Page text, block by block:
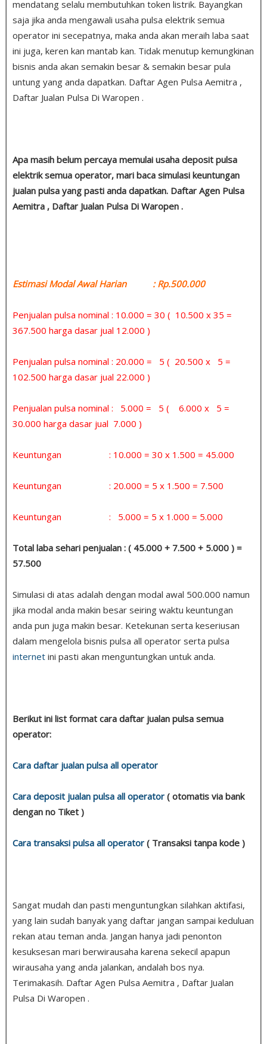
mendatang selalu membutuhkan token listrik. Bayangkan
saja jika anda mengawali usaha pulsa elektrik semua
operator ini secepatnya, maka anda akan meraih laba saat
ini juga, keren kan mantab kan. Tidak menutup kemungkinan
bisnis anda akan semakin besar & semakin besar pula
untung yang anda dapatkan. Daftar Agen Pulsa Aemitra ,
Daftar Jualan Pulsa Di Waropen .
Apa masih belum percaya memulai usaha deposit pulsa
elektrik semua operator, mari baca simulasi keuntungan
jualan pulsa yang pasti anda dapatkan. Daftar Agen Pulsa
Aemitra , Daftar Jualan Pulsa Di Waropen .
Estimasi Modal Awal Harian : Rp.500.000
Penjualan pulsa nominal : 10.000 = 30 ( 10.500 x 35 =
367.500 harga dasar jual 12.000 )
Penjualan pulsa nominal : 20.000 = 5 ( 20.500 x 5 =
102.500 harga dasar jual 22.000 )
Penjualan pulsa nominal : 5.000 = 5 ( 6.000 x 5 =
30.000 harga dasar jual 7.000 )
Keuntungan : 10.000 = 30 x 1.500 = 45.000
Keuntungan : 20.000 = 5 x 1.500 = 7.500
Keuntungan : 5.000 = 5 x 1.000 = 5.000
Total laba sehari penjualan : ( 45.000 + 7.500 + 5.000 ) =
57.500
Simulasi di atas adalah dengan modal awal 500.000 namun
jika modal anda makin besar seiring waktu keuntungan
anda pun juga makin besar. Ketekunan serta keseriusan
dalam mengelola bisnis pulsa all operator serta pulsa
internet ini pasti akan menguntungkan untuk anda.
Berikut ini list format cara daftar jualan pulsa semua
operator:
Cara daftar jualan pulsa all operator
Cara deposit jualan pulsa all operator ( otomatis via bank
dengan no Tiket )
Cara transaksi pulsa all operator ( Transaksi tanpa kode )
Sangat mudah dan pasti menguntungkan silahkan aktifasi,
yang lain sudah banyak yang daftar jangan sampai keduluan
rekan atau teman anda. Jangan hanya jadi penonton
kesuksesan mari berwirausaha karena sekecil apapun
wirausaha yang anda jalankan, andalah bos nya.
Terimakasih. Daftar Agen Pulsa Aemitra , Daftar Jualan
Pulsa Di Waropen .